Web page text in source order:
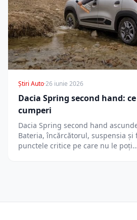
Știri Auto·26 iunie 2026
Dacia Spring second hand:
cumperi
Dacia Spring second hand
Bateria, încărcătorul, suspensia și
punctele critice pe care nu le poți…